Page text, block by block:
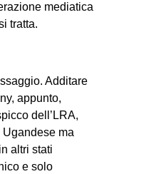
mediatica
tratta.
Additare
appunto,
dell’LRA,
ma
altri stati
e solo